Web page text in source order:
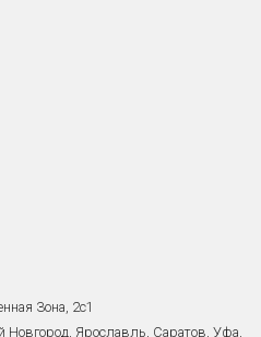
Зона, 2с1
Ярославль, Саратов, Уфа,